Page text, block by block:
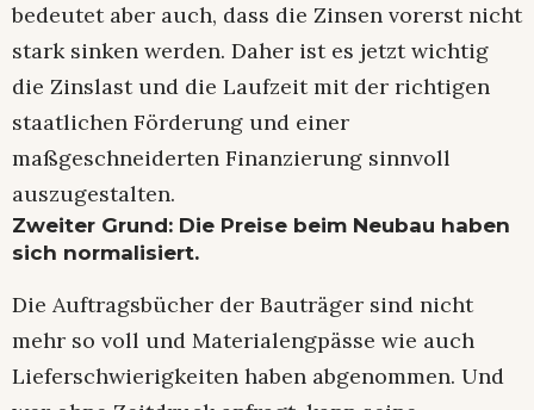
bedeutet aber auch, dass die Zinsen vorerst nicht
stark sinken werden. Daher ist es jetzt wichtig
die Zinslast und die Laufzeit mit der richtigen
staatlichen Förderung und einer
maßgeschneiderten Finanzierung sinnvoll
auszugestalten.
Zweiter Grund: Die Preise beim Neubau haben
sich normalisiert.
Die Auftragsbücher der Bauträger sind nicht
mehr so voll und Materialengpässe wie auch
Lieferschwierigkeiten haben abgenommen. Und